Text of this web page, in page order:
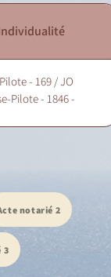
- 169 / JO
Pilote - 1846 -
notarié 2
3